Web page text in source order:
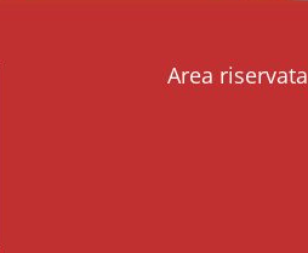
Area riservata